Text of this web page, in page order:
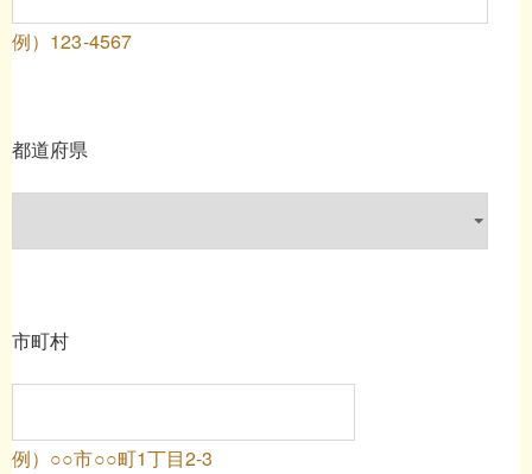
例）123-4567
都道府県
市町村
例）○○市○○町1丁目2-3